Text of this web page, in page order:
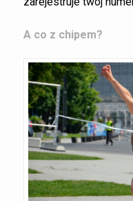
A co z chipem?